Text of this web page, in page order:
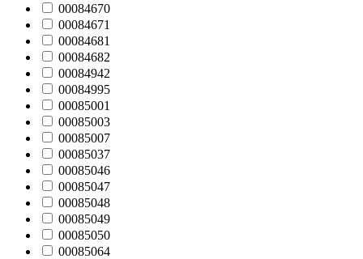
00084670
00084671
00084681
00084682
00084942
00084995
00085001
00085003
00085007
00085037
00085046
00085047
00085048
00085049
00085050
00085064